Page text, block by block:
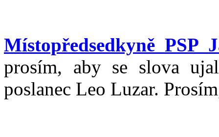
Místopředsedkyně PSP
prosím, aby se slova
poslanec Leo Luzar.